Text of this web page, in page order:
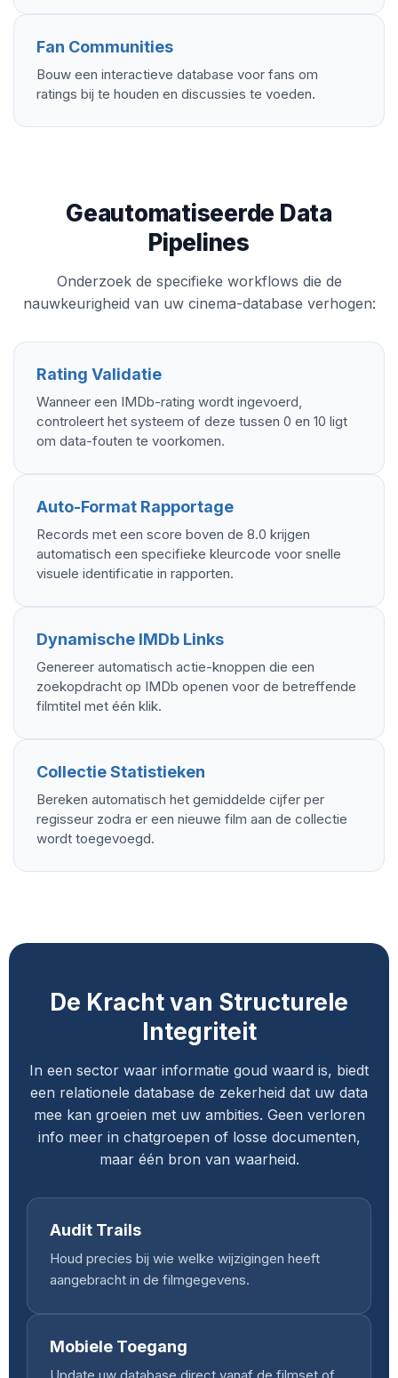
Fan Communities
Bouw een interactieve database voor fans om
ratings bij te houden en discussies te voeden.
Geautomatiseerde Data
Pipelines
Onderzoek de specifieke workflows die de
nauwkeurigheid van uw cinema-database verhogen:
Rating Validatie
Wanneer een IMDb-rating wordt ingevoerd,
controleert het systeem of deze tussen 0 en 10 ligt
om data-fouten te voorkomen.
Auto-Format Rapportage
Records met een score boven de 8.0 krijgen
automatisch een specifieke kleurcode voor snelle
visuele identificatie in rapporten.
Dynamische IMDb Links
Genereer automatisch actie-knoppen die een
zoekopdracht op IMDb openen voor de betreffende
filmtitel met één klik.
Collectie Statistieken
Bereken automatisch het gemiddelde cijfer per
regisseur zodra er een nieuwe film aan de collectie
wordt toegevoegd.
De Kracht van Structurele
Integriteit
In een sector waar informatie goud waard is, biedt
een relationele database de zekerheid dat uw data
mee kan groeien met uw ambities. Geen verloren
info meer in chatgroepen of losse documenten,
maar één bron van waarheid.
Audit Trails
Houd precies bij wie welke wijzigingen heeft
aangebracht in de filmgegevens.
Mobiele Toegang
Update uw database direct vanaf de filmset of